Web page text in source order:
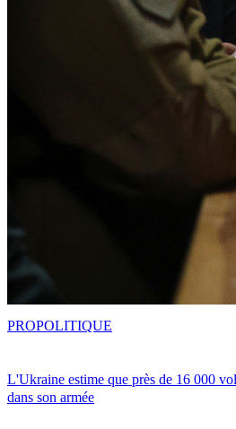
L'Ukraine estime que près de 16 000
dans son armée
PROPOLITIQUE